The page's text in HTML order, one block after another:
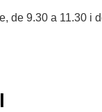
de 9.30 a 11.30 i